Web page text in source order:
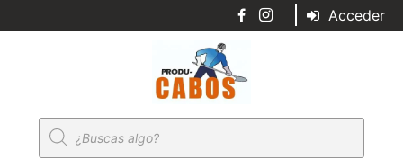
Acceder
Búsqueda
de
productos